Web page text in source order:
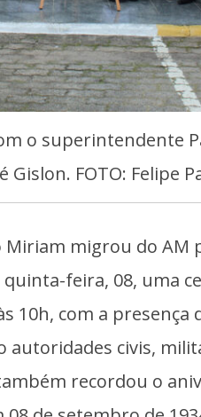
o superintendente
Gislon. FOTO: Felipe
migrou do AM
feira, 08, uma
10h, com a presença
autoridades civis,
recordou o